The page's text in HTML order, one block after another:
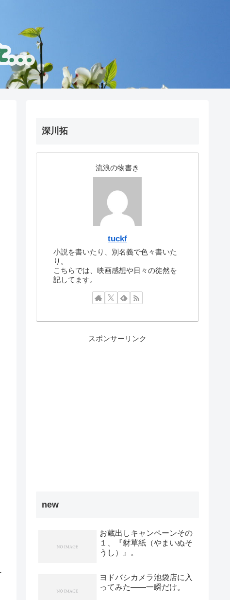
深川拓
流浪の物書き
tuckf
小説を書いたり、別名義で色々書いた
り。
こちらでは、映画感想や日々の徒然を
記してます。
スポンサーリンク
new
お蔵出しキャンペーンその
１、『豺草紙（やまいぬそ
うし）』。
ヨドバシカメラ池袋店に入
ってみた――一瞬だけ。